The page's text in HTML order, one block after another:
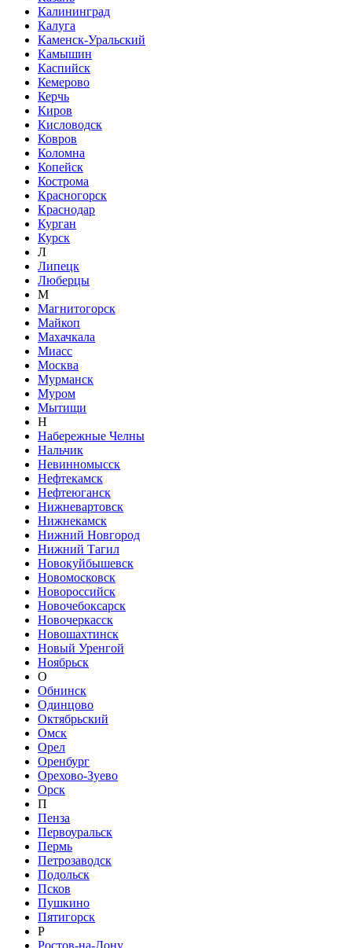
Калининград
Калуга
Каменск-Уральский
Камышин
Каспийск
Кемерово
Керчь
Киров
Кисловодск
Ковров
Коломна
Копейск
Кострома
Красногорск
Краснодар
Курган
Курск
Л
Липецк
Люберцы
М
Магнитогорск
Майкоп
Махачкала
Миасс
Москва
Мурманск
Муром
Мытищи
Н
Набережные Челны
Нальчик
Невинномысск
Нефтекамск
Нефтеюганск
Нижневартовск
Нижнекамск
Нижний Новгород
Нижний Тагил
Новокуйбышевск
Новомосковск
Новороссийск
Новочебоксарск
Новочеркасск
Новошахтинск
Новый Уренгой
Ноябрьск
О
Обнинск
Одинцово
Октябрьский
Омск
Орел
Оренбург
Орехово-Зуево
Орск
П
Пенза
Первоуральск
Пермь
Петрозаводск
Подольск
Псков
Пушкино
Пятигорск
Р
Ростов-на-Дону